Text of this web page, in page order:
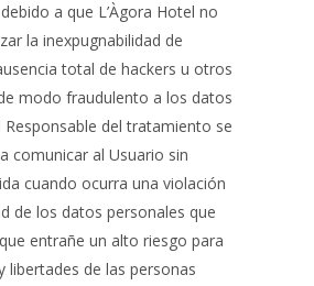
a que L’Àgora Hotel no
la inexpugnabilidad de
total de hackers u otros
modo fraudulento a los datos
Responsable del tratamiento se
comunicar al Usuario sin
cuando ocurra una violación
de los datos personales que
entrañe un alto riesgo para
libertades de las personas